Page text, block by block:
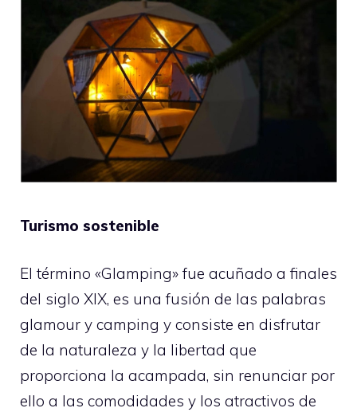
Turismo sostenible
El término «Glamping» fue acuñado a finales
del siglo XIX, es una fusión de las palabras
glamour y camping y consiste en disfrutar
de la naturaleza y la libertad que
proporciona la acampada, sin renunciar por
ello a las comodidades y los atractivos de